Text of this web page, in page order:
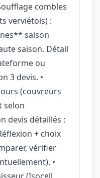
combles
verviétois) :
saison
saison. Détail
ou
3 devis. •
(couvreurs
selon
devis détaillés :
+ choix
vérifier
•